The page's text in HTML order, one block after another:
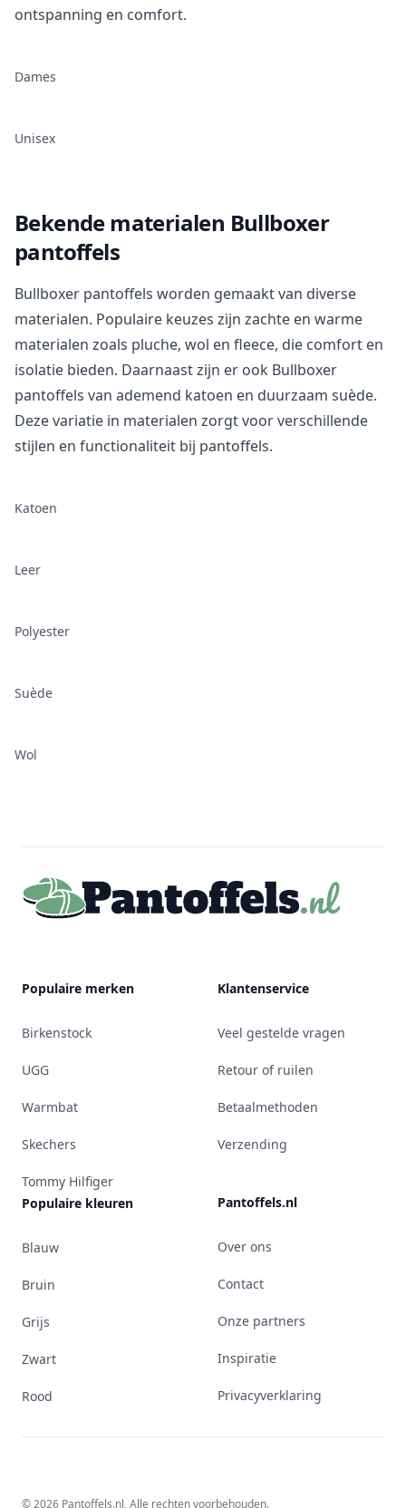
ontspanning en comfort.
Dames
Unisex
Bekende materialen Bullboxer
pantoffels
Bullboxer pantoffels worden gemaakt van diverse
materialen. Populaire keuzes zijn zachte en warme
materialen zoals pluche, wol en fleece, die comfort en
isolatie bieden. Daarnaast zijn er ook Bullboxer
pantoffels van ademend katoen en duurzaam suède.
Deze variatie in materialen zorgt voor verschillende
stijlen en functionaliteit bij pantoffels.
Katoen
Leer
Polyester
Suède
Wol
Populaire merken
Birkenstock
UGG
Warmbat
Skechers
Tommy Hilfiger
Populaire kleuren
Blauw
Bruin
Grijs
Zwart
Rood
Klantenservice
Veel gestelde vragen
Retour of ruilen
Betaalmethoden
Verzending
Pantoffels.nl
Over ons
Contact
Onze partners
Inspiratie
Privacyverklaring
© 2026 Pantoffels.nl, Alle rechten voorbehouden.